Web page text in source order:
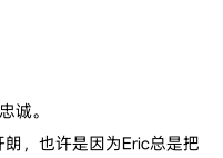
诚。
，也许是因为Eric总是把